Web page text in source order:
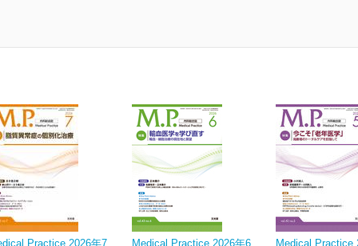
Practice 2026年7
Medical Practice 2026年6
Medical Practice